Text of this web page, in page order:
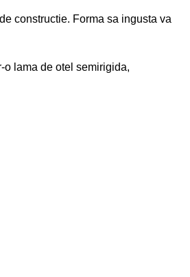
constructie. Forma sa ingusta va
o lama de otel semirigida,